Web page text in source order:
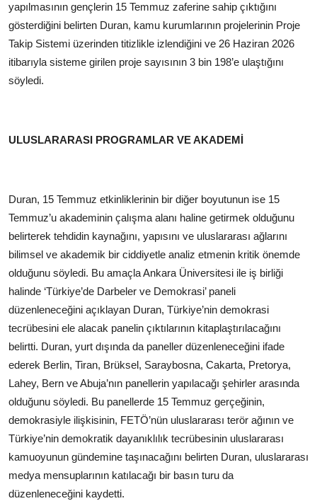
yapılmasının gençlerin 15 Temmuz zaferine sahip çıktığını
gösterdiğini belirten Duran, kamu kurumlarının projelerinin Proje
Takip Sistemi üzerinden titizlikle izlendiğini ve 26 Haziran 2026
itibarıyla sisteme girilen proje sayısının 3 bin 198’e ulaştığını
söyledi.
ULUSLARARASI PROGRAMLAR VE AKADEMİ
Duran, 15 Temmuz etkinliklerinin bir diğer boyutunun ise 15
Temmuz’u akademinin çalışma alanı haline getirmek olduğunu
belirterek tehdidin kaynağını, yapısını ve uluslararası ağlarını
bilimsel ve akademik bir ciddiyetle analiz etmenin kritik önemde
olduğunu söyledi. Bu amaçla Ankara Üniversitesi ile iş birliği
halinde ‘Türkiye’de Darbeler ve Demokrasi’ paneli
düzenleneceğini açıklayan Duran, Türkiye’nin demokrasi
tecrübesini ele alacak panelin çıktılarının kitaplaştırılacağını
belirtti. Duran, yurt dışında da paneller düzenleneceğini ifade
ederek Berlin, Tiran, Brüksel, Saraybosna, Cakarta, Pretorya,
Lahey, Bern ve Abuja’nın panellerin yapılacağı şehirler arasında
olduğunu söyledi. Bu panellerde 15 Temmuz gerçeğinin,
demokrasiyle ilişkisinin, FETÖ’nün uluslararası terör ağının ve
Türkiye’nin demokratik dayanıklılık tecrübesinin uluslararası
kamuoyunun gündemine taşınacağını belirten Duran, uluslararası
medya mensuplarının katılacağı bir basın turu da
düzenleneceğini kaydetti.